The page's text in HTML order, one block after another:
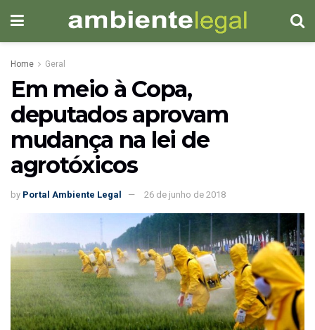
Home Geral
Em meio à Copa,
deputados aprovam
mudança na lei de
agrotóxicos
by Portal Ambiente Legal 26 de junho de 2018